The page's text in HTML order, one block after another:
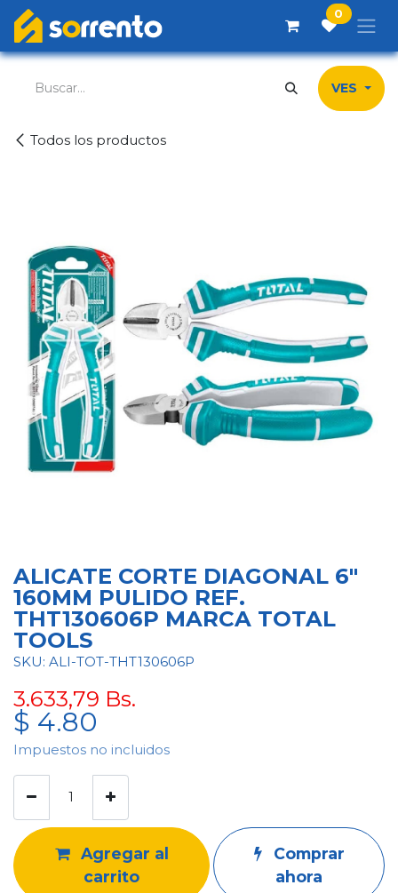
Ir al contenido 0
Todos los productos
VES
ALICATE CORTE DIAGONAL 6"
160MM PULIDO REF.
THT130606P MARCA TOTAL
TOOLS
SKU: ALI-TOT-THT130606P
3.633,79 Bs.
$ 4.80
Impuestos no incluidos
Agregar al
carrito
Comprar
ahora